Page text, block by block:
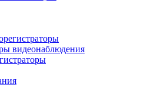
видеонаблюдения